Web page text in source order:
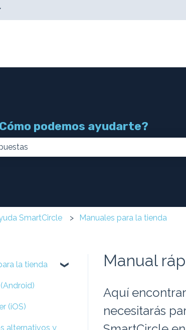
de Mostrar submenú de
podemos ayudarte?
SmartCircle Manuales para la tienda
Manual
Aquí
necesitarás
la tienda
(iOS)
alternativos y